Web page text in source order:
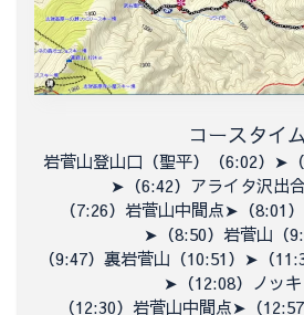
コースタイム
岩菅山登山口（聖平）（6:02）➤（
➤（6:42）アライタ沢出
（7:26）岩菅山中間点➤（8:01
➤（8:50）岩菅山（
（9:47）裏岩菅山（10:51）➤（
➤（12:08）ノッ
（12:30）岩菅山中間点➤（